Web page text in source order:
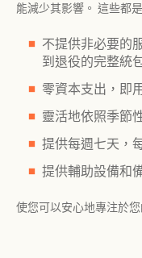
能減少其影響。 這些都
不提供非必要的
到退役的完整統
零資本支出，即
靈活地依照季節
提供每週七天，
提供輔助設備和
使您可以安心地專注於您